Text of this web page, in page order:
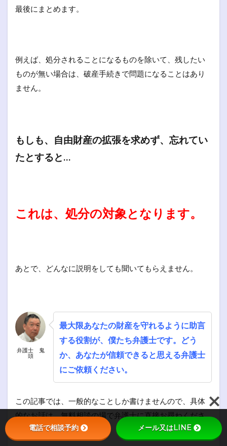
最後にまとめます。
例えば、処分されることになるものを除いて、残したい
ものが無い場合は、破産手続きで問題になることはあり
ません。
もしも、自由財産の拡張を求めず、忘れてい
たとすると…
これは、処分の対象となります。
あとで、どんなに説明をしても聞いてもらえません。
弁護士 鬼
頭
最大限あなたの財産を守れるように助言
する役割が、僕たち弁護士です。どう
か、あなたが信頼できると思える弁護士
にご依頼ください。
この記事では、一般的なことしか書けませんので、具体
的なお話は、無料相談の場で弁護士に直接お尋ねくださ
い。電話で相談予約 メール又はLINE